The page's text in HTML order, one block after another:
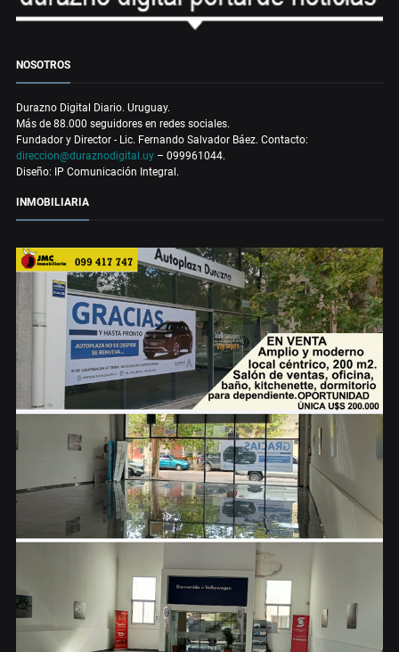
NOSOTROS
Durazno Digital Diario. Uruguay.
Más de 88.000 seguidores en redes sociales.
Fundador y Director - Lic. Fernando Salvador Báez. Contacto:
direccion@duraznodigital.uy – 099961044.
Diseño: IP Comunicación Integral.
INMOBILIARIA